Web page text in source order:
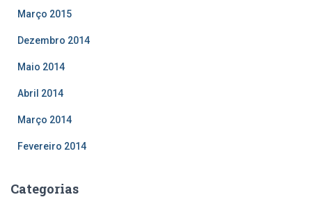
Março 2015
Dezembro 2014
Maio 2014
Abril 2014
Março 2014
Fevereiro 2014
Categorias